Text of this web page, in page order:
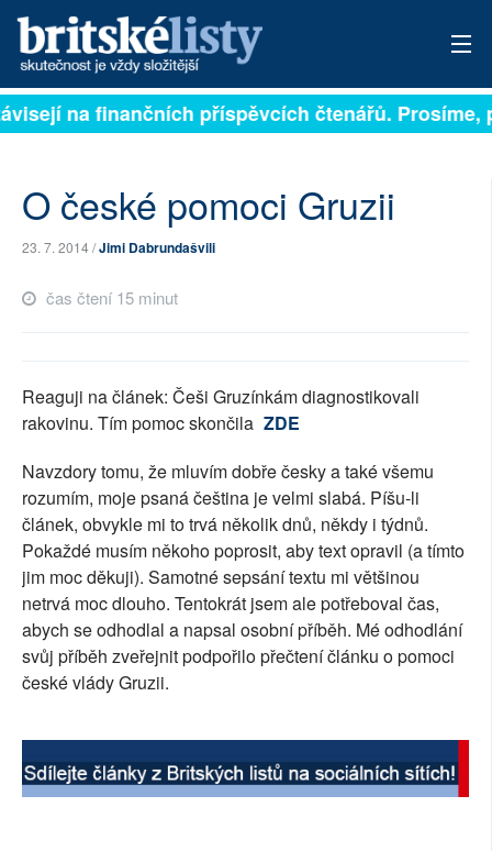
PŘIHLÁSIT
ARCHIV
AUTOŘI
PŘÍSPĚVKY NA PROVOZ
SOCIÁLNÍ SÍTĚ
RUBRIKY
PLNÁ VERZE STRÁNEK
na finančních příspěvcích čtenářů. Prosíme,
O české pomoci Gruzii
23. 7. 2014 /Jimi Dabrundašvili
čas čtení 15 minut
Reaguji na článek: Češi Gruzínkám diagnostikovali
rakovinu. Tím pomoc skončila ZDE
Navzdory tomu, že mluvím dobře česky a také všemu
rozumím, moje psaná čeština je velmi slabá. Píšu-li
článek, obvykle mi to trvá několik dnů, někdy i týdnů.
Pokaždé musím někoho poprosit, aby text opravil (a tímto
jim moc děkuji). Samotné sepsání textu mi většinou
netrvá moc dlouho. Tentokrát jsem ale potřeboval čas,
abych se odhodlal a napsal osobní příběh. Mé odhodlání
svůj příběh zveřejnit podpořilo přečtení článku o pomoci
české vlády Gruzii.